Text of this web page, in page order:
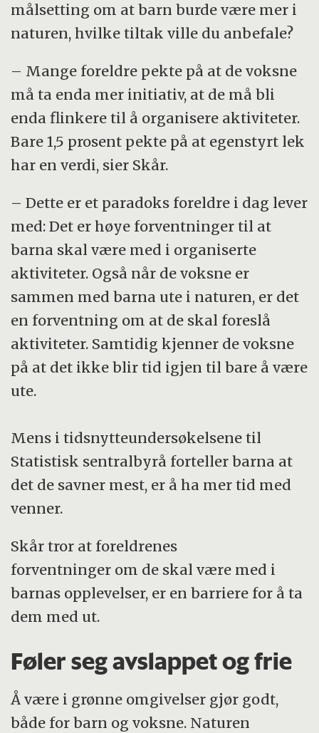
målsetting om at barn burde være mer i
naturen, hvilke tiltak ville du anbefale?
– Mange foreldre pekte på at de voksne
må ta enda mer initiativ, at de må bli
enda flinkere til å organisere aktiviteter.
Bare 1,5 prosent pekte på at egenstyrt lek
har en verdi, sier Skår.
– Dette er et paradoks foreldre i dag lever
med: Det er høye forventninger til at
barna skal være med i organiserte
aktiviteter. Også når de voksne er
sammen med barna ute i naturen, er det
en forventning om at de skal foreslå
aktiviteter. Samtidig kjenner de voksne
på at det ikke blir tid igjen til bare å være
ute.
Mens i tidsnytteundersøkelsene til
Statistisk sentralbyrå forteller barna at
det de savner mest, er å ha mer tid med
venner.
Skår tror at foreldrenes
forventninger om de skal være med i
barnas opplevelser, er en barriere for å ta
dem med ut.
Føler seg avslappet og frie
Å være i grønne omgivelser gjør godt,
både for barn og voksne. Naturen